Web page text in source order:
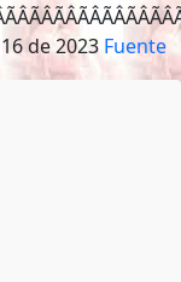
Fuente